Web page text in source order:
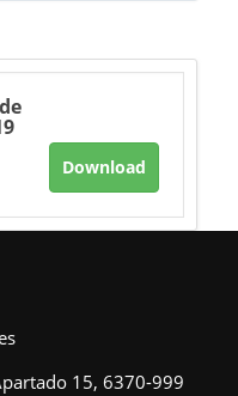
Download
15, 6370-999